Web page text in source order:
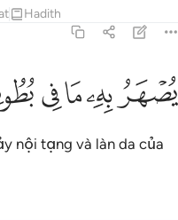
Hadith
يصهر به ما في بطونهم والجلود ٢٠
يُصْهَرُ بِهِۦ مَا فِى بُطُونِهِمْ وَٱلْجُلُودُ
ﲣﲤﲥﲦ
nội tạng và làn da của